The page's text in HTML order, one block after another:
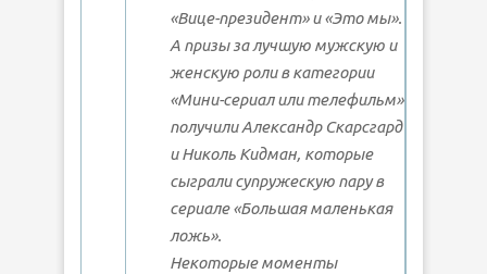
«Вице-президент» и «Это мы».
А призы за лучшую мужскую и
женскую роли в категории
«Мини-сериал или телефильм»
получили Александр Скарсгард
и Николь Кидман, которые
сыграли супружескую пару в
сериале «Большая маленькая
ложь».
Некоторые моменты